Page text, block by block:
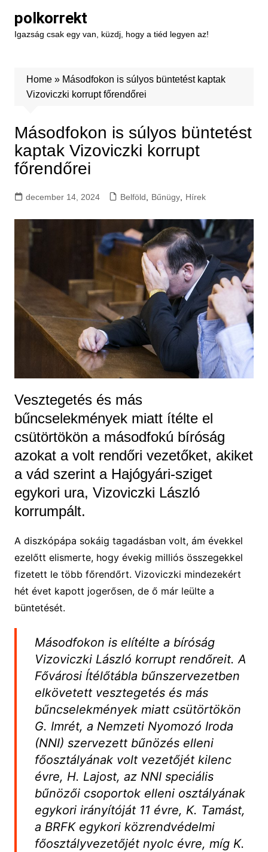
content
polkorrekt
Igazság csak egy van, küzdj, hogy a tiéd legyen az!
Home» Másodfokon is súlyos büntetést kaptak
Vizoviczki korrupt főrendőrei
Másodfokon is súlyos büntetést
kaptak Vizoviczki korrupt
főrendőrei
december 14, 2024 Belföld Bűnügy, Hírek
Vesztegetés és más
bűncselekmények miatt ítélte el
csütörtökön a másodfokú bíróság
azokat a volt rendőri vezetőket, akiket
a vád szerint a Hajógyári-sziget
egykori ura, Vizoviczki László
korrumpált.
A diszkópápa sokáig tagadásban volt, ám évekkel
ezelőtt elismerte, hogy évekig milliós összegekkel
fizetett le több főrendőrt. Vizoviczki mindezekért
hét évet kapott jogerősen, de ő már leülte a
büntetését.
Másodfokon is elítélte a bíróság
Vizoviczki László korrupt rendőreit. A
Fővárosi Ítélőtábla bűnszervezetben
elkövetett vesztegetés és más
bűncselekmények miatt csütörtökön
G. Imrét, a Nemzeti Nyomozó Iroda
(NNI) szervezett bűnözés elleni
főosztályának volt vezetőjét kilenc
évre, H. Lajost, az NNI speciális
bűnözői csoportok elleni osztályának
egykori irányítóját 11 évre, K. Tamást,
a BRFK egykori közrendvédelmi
főosztályvezetőjét nyolc évre, míg K.